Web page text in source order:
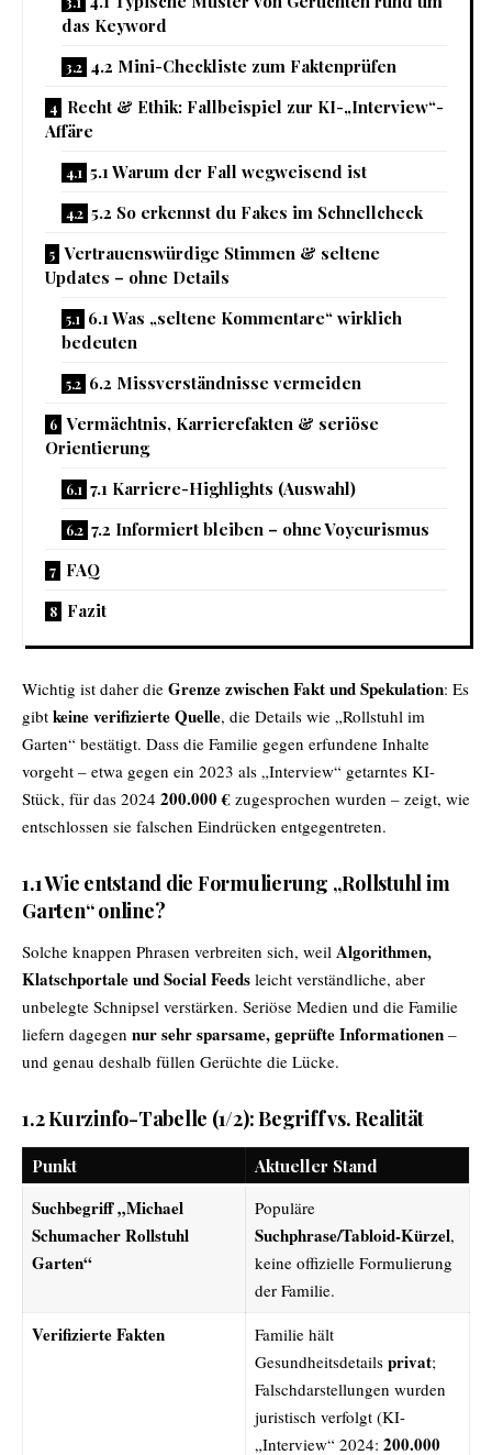
das Keyword
4.2 Mini-Checkliste zum Faktenprüfen
Recht & Ethik: Fallbeispiel zur KI-„Interview“-
Affäre
5.1 Warum der Fall wegweisend ist
5.2 So erkennst du Fakes im Schnellcheck
Vertrauenswürdige Stimmen & seltene
Updates – ohne Details
6.1 Was „seltene Kommentare“ wirklich
bedeuten
6.2 Missverständnisse vermeiden
Vermächtnis, Karrierefakten & seriöse
Orientierung
7.1 Karriere-Highlights (Auswahl)
7.2 Informiert bleiben – ohne Voyeurismus
FAQ
Fazit
Wichtig ist daher die Grenze zwischen Fakt und Spekulation: Es
gibt keine verifizierte Quelle, die Details wie „Rollstuhl im
Garten“ bestätigt. Dass die Familie gegen erfundene Inhalte
vorgeht – etwa gegen ein 2023 als „Interview“ getarntes KI-
Stück, für das 2024 200.000 € zugesprochen wurden – zeigt, wie
entschlossen sie falschen Eindrücken entgegentreten.
1.1 Wie entstand die Formulierung „Rollstuhl im
Garten“ online?
Solche knappen Phrasen verbreiten sich, weil Algorithmen,
Klatschportale und Social Feeds leicht verständliche, aber
unbelegte Schnipsel verstärken. Seriöse Medien und die Familie
liefern dagegen nur sehr sparsame, geprüfte Informationen –
und genau deshalb füllen Gerüchte die Lücke.
1.2 Kurzinfo-Tabelle (1/2): Begriff vs. Realität
Punkt Aktueller Stand
Suchbegriff „Michael
Schumacher Rollstuhl
Garten“
Populäre
Suchphrase/Tabloid-Kürzel,
keine offizielle Formulierung
der Familie.
Verifizierte Fakten
Familie hält
Gesundheitsdetails privat;
Falschdarstellungen wurden
juristisch verfolgt (KI-
„Interview“ 2024: 200.000